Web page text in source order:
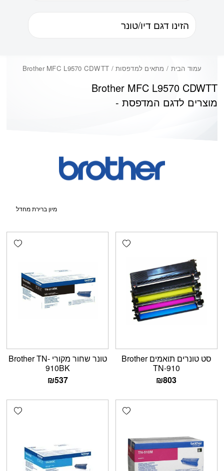
עמוד הבית / מתאים למדפסות / Brother MFC L9570 CDWTT
Brother MFC L9570 CDWTT
מוצרים לדגם המדפסת -
Add wishlist
סט טונרים תואמים Brother
TN-910
₪803
טונר שחור מקורי Brother TN-
910BK
₪537
Add wishlist